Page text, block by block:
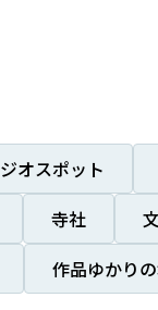
ジオスポット
寺社
作品ゆかり